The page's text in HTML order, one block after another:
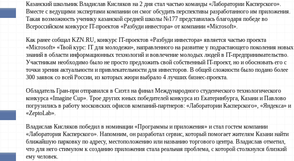
Казанский школьник Владислав Кисляков на 2 дня стал частью команды «Лаборатории Касперского».
Вместе с ведущими экспертами компании он смог обсудить перспективы разработанного им приложения.
Такая возможность ученику казанской средней школы №177 представилась благодаря победе во
Всероссийском конкурсе IT-проектов «Разбуди инвестора» от компании «Microsoft».
Как ранее собщал KZN.RU, конкурс IT-проектов «Разбуди инвестора» является частью проекта
«Microsoft» «Твой курс: IT для молодежи», направленного на развитие у подрастающего поколения новых
знаний в области информационных технологий и вовлечение молодых людей в IT-предпринимательство.
Участникам необходимо было не просто предложить свой собственный IT-проект, но и обосновать его с
точки зрения актуальности и привлекательности для инвесторов. В общей сложности было подано более
300 заявок со всей России, из которых жюри выбрало 4 лучших бизнес-проекта.
Обладатель Гран-при отправился в Сиэтл на финал Международного студенческого технологического
конкурса «Imagine Cup». Трое других юных победителей конкурса из Екатеринбурга, Казани и Павлово
погрузились в работу московских офисов компаний-партнеров: «Лаборатории Касперского», «Яндекса» и
«ZeptoLab».
Владислав Кисляков победил в номинации «Программы и приложения» и стал гостем компании
«Лаборатория Касперского». Напомним, он разработал сервис, который помогает жителям Казани найти
ближайшую парковку по адресу, местоположению или названию торгового центра. Владислав отметил,
что для него стимулом к созданию приложения стала реальная проблема, с которой столкнулся близкий
ему человек.